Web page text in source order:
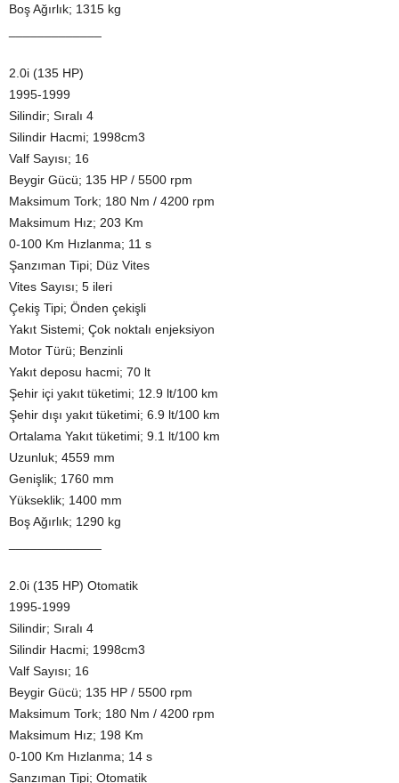
Boş Ağırlık; 1315 kg
2.0i (135 HP)
1995-1999
Silindir; Sıralı 4
Silindir Hacmi; 1998cm3
Valf Sayısı; 16
Beygir Gücü; 135 HP / 5500 rpm
Maksimum Tork; 180 Nm / 4200 rpm
Maksimum Hız; 203 Km
0-100 Km Hızlanma; 11 s
Şanzıman Tipi; Düz Vites
Vites Sayısı; 5 ileri
Çekiş Tipi; Önden çekişli
Yakıt Sistemi; Çok noktalı enjeksiyon
Motor Türü; Benzinli
Yakıt deposu hacmi; 70 lt
Şehir içi yakıt tüketimi; 12.9 lt/100 km
Şehir dışı yakıt tüketimi; 6.9 lt/100 km
Ortalama Yakıt tüketimi; 9.1 lt/100 km
Uzunluk; 4559 mm
Genişlik; 1760 mm
Yükseklik; 1400 mm
Boş Ağırlık; 1290 kg
2.0i (135 HP) Otomatik
1995-1999
Silindir; Sıralı 4
Silindir Hacmi; 1998cm3
Valf Sayısı; 16
Beygir Gücü; 135 HP / 5500 rpm
Maksimum Tork; 180 Nm / 4200 rpm
Maksimum Hız; 198 Km
0-100 Km Hızlanma; 14 s
Şanzıman Tipi; Otomatik